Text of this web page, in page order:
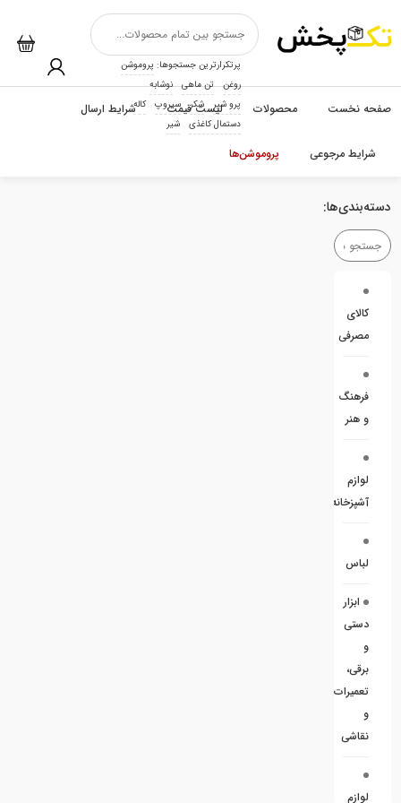
پرتکرارترین جستجوها: پروموشن
روغن
تن ماهی
نوشابه
پرو شیر
شکر سیروپ
کاله
دستمال کاغذی
شیر
صفحه نخست محصولات لیست قیمت شرایط ارسال
شرایط مرجوعی پروموشن‌ها
دسته‌بندی‌ها:
کالای
مصرفی
فرهنگ
و هنر
لوازم
آشپزخانه
لباس
ابزار
دستی
و
برقی،
تعمیرات
و
نقاشی
لوازم